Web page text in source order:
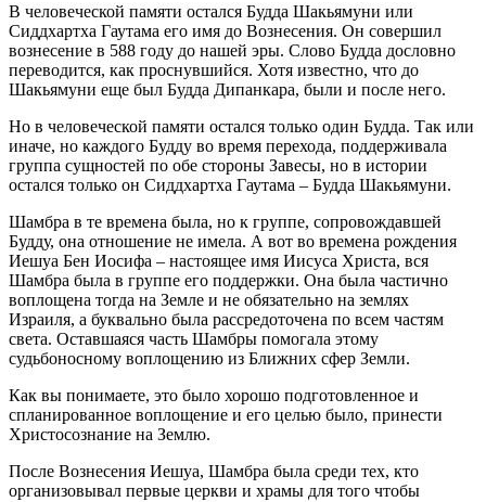
В человеческой памяти остался Будда Шакьямуни или
Сиддхартха Гаутама его имя до Вознесения. Он совершил
вознесение в 588 году до нашей эры. Слово Будда дословно
переводится, как проснувшийся. Хотя известно, что до
Шакьямуни еще был Будда Дипанкара, были и после него.
Но в человеческой памяти остался только один Будда. Так или
иначе, но каждого Будду во время перехода, поддерживала
группа сущностей по обе стороны Завесы, но в истории
остался только он Сиддхартха Гаутама – Будда Шакьямуни.
Шамбра в те времена была, но к группе, сопровождавшей
Будду, она отношение не имела. А вот во времена рождения
Иешуа Бен Иосифа – настоящее имя Иисуса Христа, вся
Шамбра была в группе его поддержки. Она была частично
воплощена тогда на Земле и не обязательно на землях
Израиля, а буквально была рассредоточена по всем частям
света. Оставшаяся часть Шамбры помогала этому
судьбоносному воплощению из Ближних сфер Земли.
Как вы понимаете, это было хорошо подготовленное и
спланированное воплощение и его целью было, принести
Христосознание на Землю.
После Вознесения Иешуа, Шамбра была среди тех, кто
организовывал первые церкви и храмы для того чтобы